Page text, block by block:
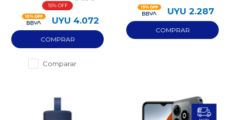
15
UYU 4.072
Comparar
UYU 2.287